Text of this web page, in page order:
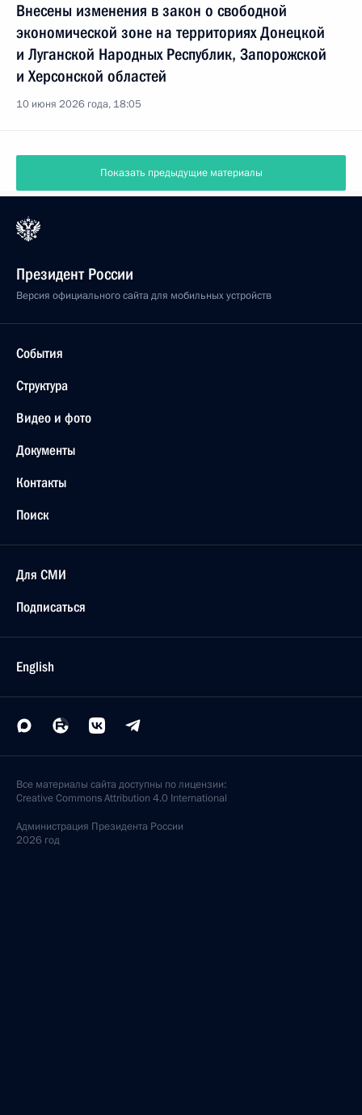
Внесены изменения в закон о свободной
экономической зоне на территориях Донецкой
и Луганской Народных Республик, Запорожской
и Херсонской областей
10 июня 2026 года, 18:05
Показать предыдущие материалы
Президент России
Версия официального сайта для мобильных устройств
События
Структура
Видео и фото
Документы
Контакты
Поиск
Для СМИ
Подписаться
English
Все материалы сайта доступны по лицензии:
Creative Commons Attribution 4.0 International
Администрация Президента России
2026 год